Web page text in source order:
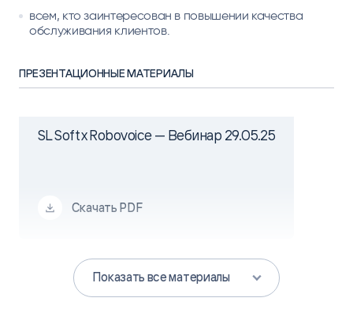
всем, кто заинтересован в повышении качества
обслуживания клиентов.
ПРЕЗЕНТАЦИОННЫЕ МАТЕРИАЛЫ
SL Soft x Robovoice — Вебинар 29.05.25
Скачать PDF
Показать все материалы